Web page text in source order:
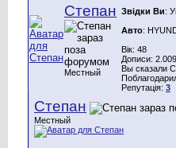
Степан
Местный
Звідки Ви:
Авто:
Вік: 48
Дописи: 2.009
Вы сказали
Репутація: 3
Степан
Местный